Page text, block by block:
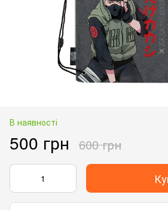
В наявності
500 грн 600 грн